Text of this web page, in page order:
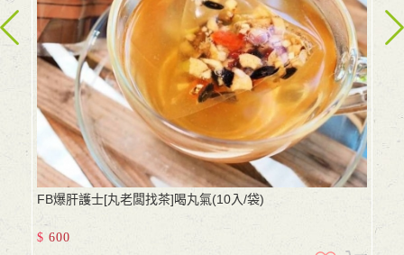
FB爆肝護士[丸老闆找茶]喝丸氣(10入/袋)
$ 600